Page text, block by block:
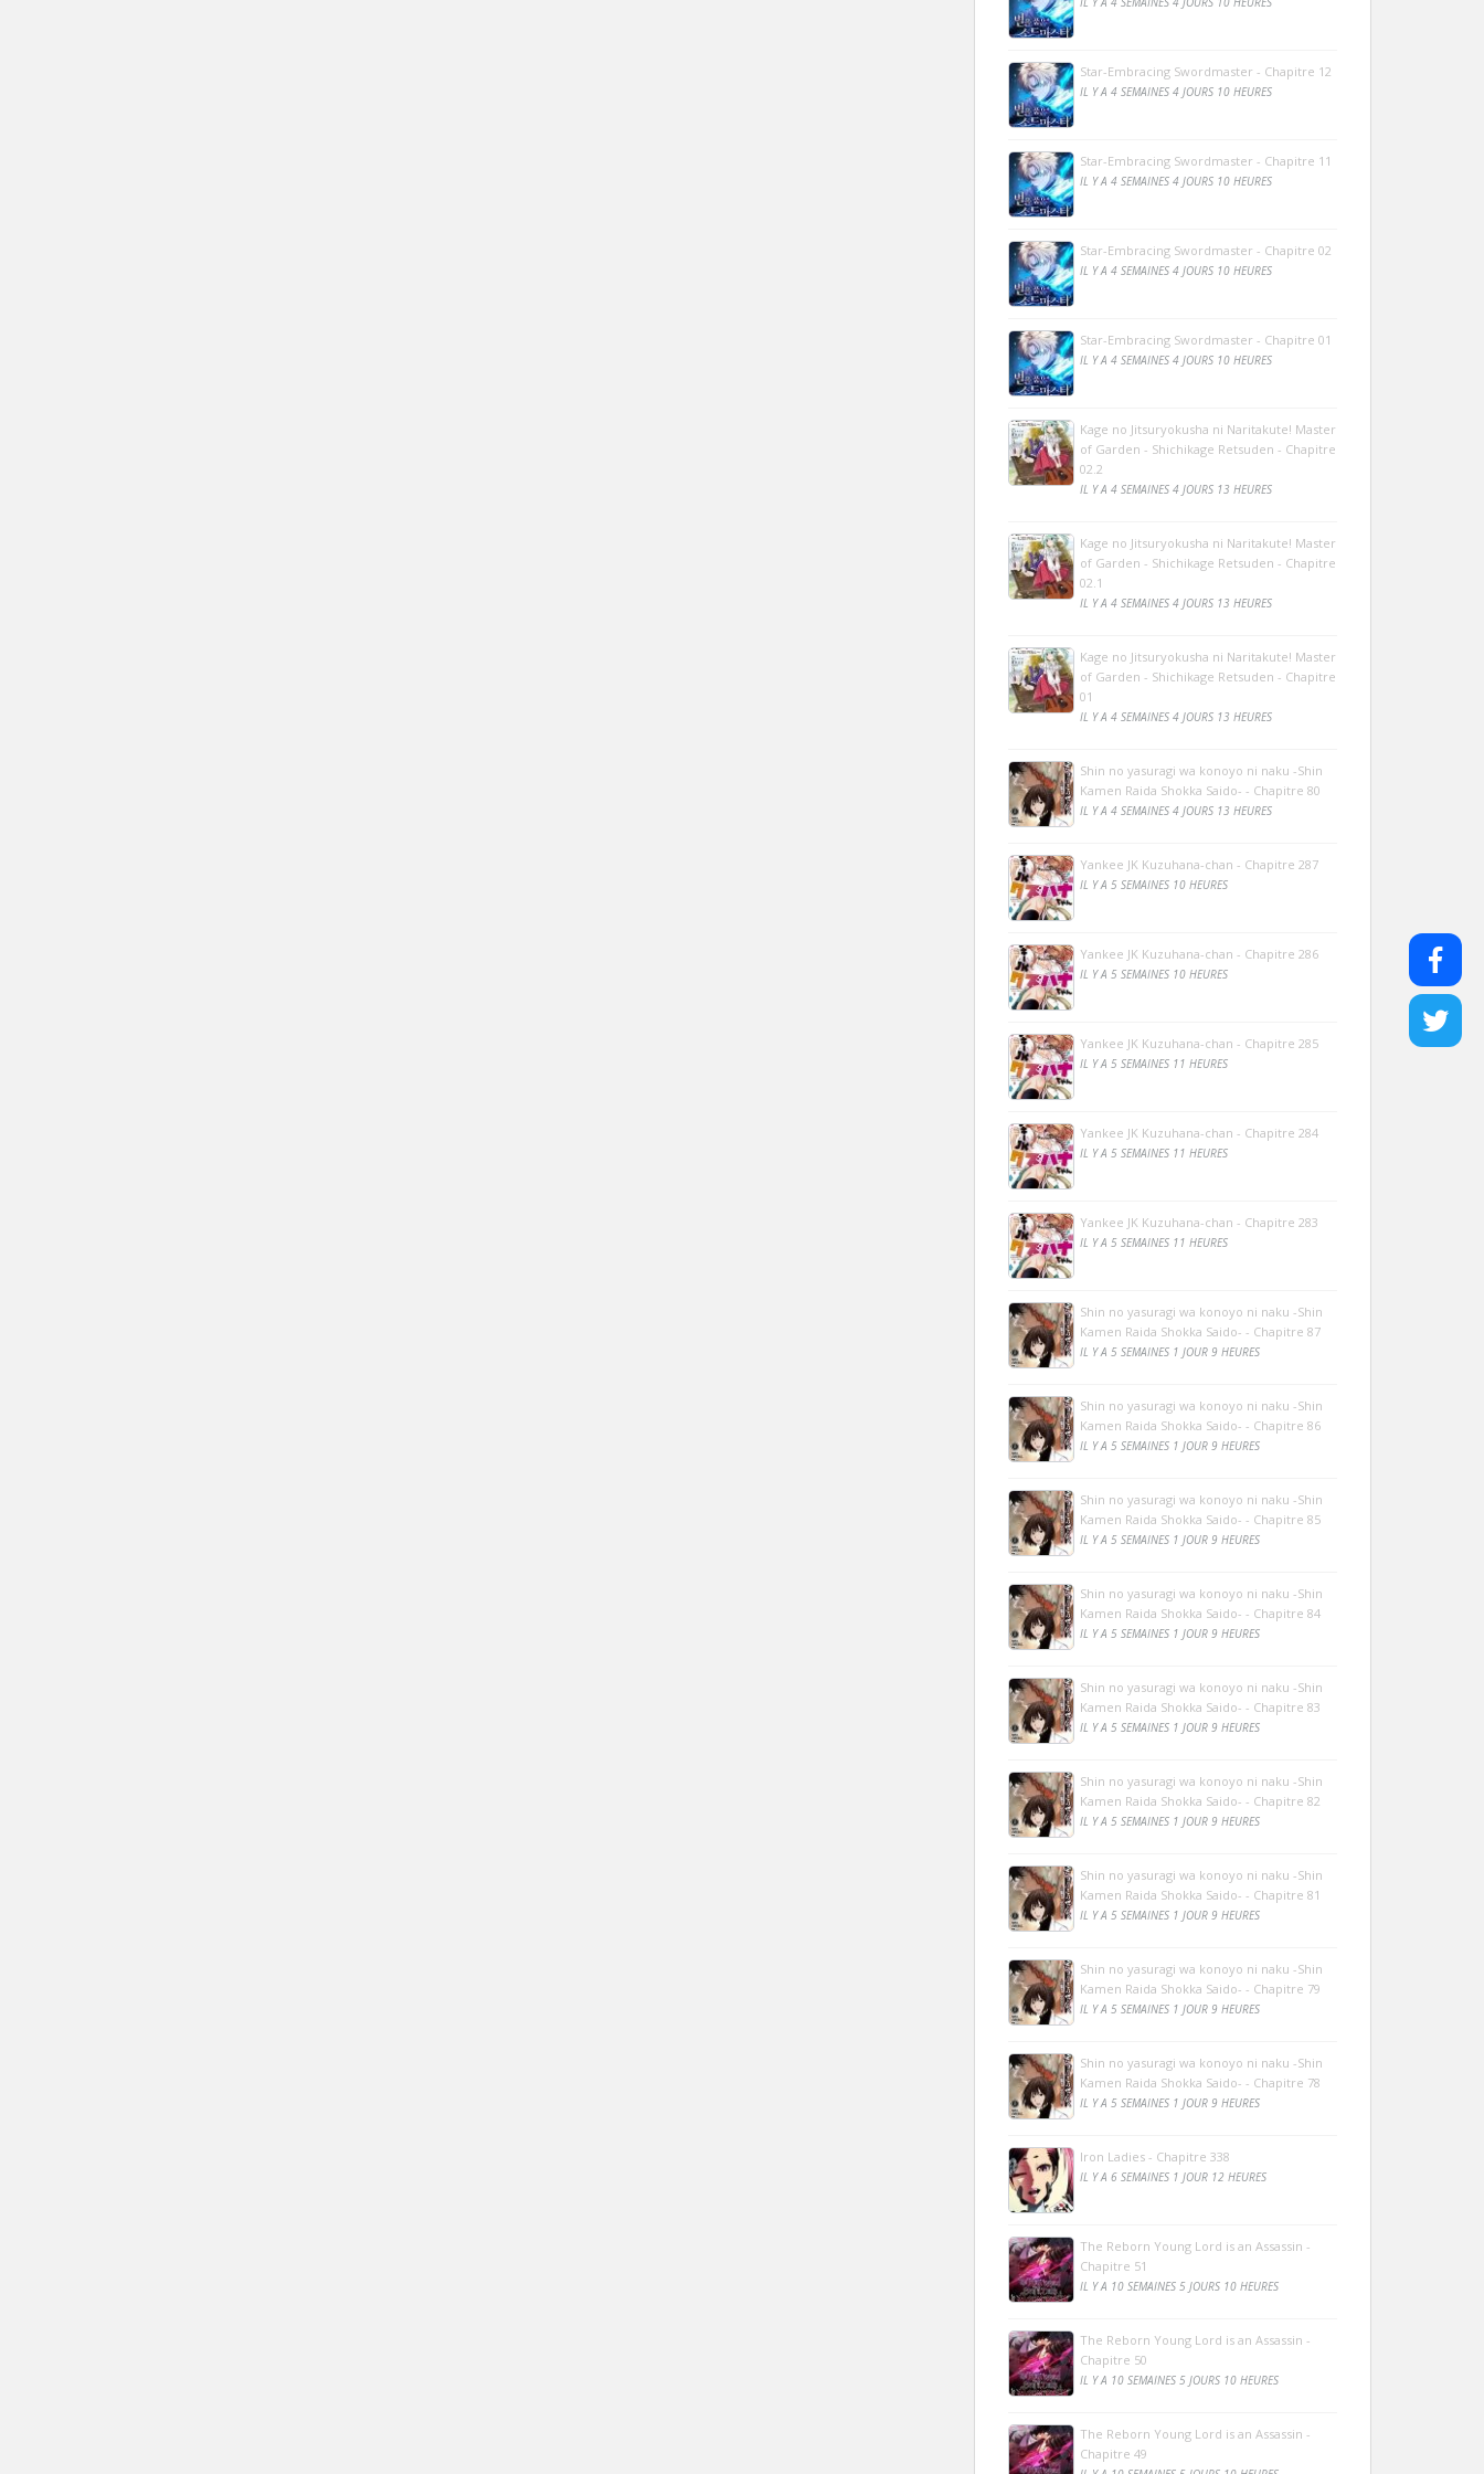
Star-Embracing Swordmaster - Chapitre 12
IL Y A 4 SEMAINES 4 JOURS 10 HEURES
Star-Embracing Swordmaster - Chapitre 11
IL Y A 4 SEMAINES 4 JOURS 10 HEURES
Star-Embracing Swordmaster - Chapitre 02
IL Y A 4 SEMAINES 4 JOURS 10 HEURES
Star-Embracing Swordmaster - Chapitre 01
IL Y A 4 SEMAINES 4 JOURS 10 HEURES
Kage no Jitsuryokusha ni Naritakute! Master
of Garden - Shichikage Retsuden - Chapitre
02.2
IL Y A 4 SEMAINES 4 JOURS 13 HEURES
Kage no Jitsuryokusha ni Naritakute! Master
of Garden - Shichikage Retsuden - Chapitre
02.1
IL Y A 4 SEMAINES 4 JOURS 13 HEURES
Kage no Jitsuryokusha ni Naritakute! Master
of Garden - Shichikage Retsuden - Chapitre
01
IL Y A 4 SEMAINES 4 JOURS 13 HEURES
Shin no yasuragi wa konoyo ni naku -Shin
Kamen Raida Shokka Saido- - Chapitre 80
IL Y A 4 SEMAINES 4 JOURS 13 HEURES
Yankee JK Kuzuhana-chan - Chapitre 287
IL Y A 5 SEMAINES 10 HEURES
Yankee JK Kuzuhana-chan - Chapitre 286
IL Y A 5 SEMAINES 10 HEURES
Yankee JK Kuzuhana-chan - Chapitre 285
IL Y A 5 SEMAINES 11 HEURES
Yankee JK Kuzuhana-chan - Chapitre 284
IL Y A 5 SEMAINES 11 HEURES
Yankee JK Kuzuhana-chan - Chapitre 283
IL Y A 5 SEMAINES 11 HEURES
Shin no yasuragi wa konoyo ni naku -Shin
Kamen Raida Shokka Saido- - Chapitre 87
IL Y A 5 SEMAINES 1 JOUR 9 HEURES
Shin no yasuragi wa konoyo ni naku -Shin
Kamen Raida Shokka Saido- - Chapitre 86
IL Y A 5 SEMAINES 1 JOUR 9 HEURES
Shin no yasuragi wa konoyo ni naku -Shin
Kamen Raida Shokka Saido- - Chapitre 85
IL Y A 5 SEMAINES 1 JOUR 9 HEURES
Shin no yasuragi wa konoyo ni naku -Shin
Kamen Raida Shokka Saido- - Chapitre 84
IL Y A 5 SEMAINES 1 JOUR 9 HEURES
Shin no yasuragi wa konoyo ni naku -Shin
Kamen Raida Shokka Saido- - Chapitre 83
IL Y A 5 SEMAINES 1 JOUR 9 HEURES
Shin no yasuragi wa konoyo ni naku -Shin
Kamen Raida Shokka Saido- - Chapitre 82
IL Y A 5 SEMAINES 1 JOUR 9 HEURES
Shin no yasuragi wa konoyo ni naku -Shin
Kamen Raida Shokka Saido- - Chapitre 81
IL Y A 5 SEMAINES 1 JOUR 9 HEURES
Shin no yasuragi wa konoyo ni naku -Shin
Kamen Raida Shokka Saido- - Chapitre 79
IL Y A 5 SEMAINES 1 JOUR 9 HEURES
Shin no yasuragi wa konoyo ni naku -Shin
Kamen Raida Shokka Saido- - Chapitre 78
IL Y A 5 SEMAINES 1 JOUR 9 HEURES
Iron Ladies - Chapitre 338
IL Y A 6 SEMAINES 1 JOUR 12 HEURES
The Reborn Young Lord is an Assassin -
Chapitre 51
IL Y A 10 SEMAINES 5 JOURS 10 HEURES
The Reborn Young Lord is an Assassin -
Chapitre 50
IL Y A 10 SEMAINES 5 JOURS 10 HEURES
The Reborn Young Lord is an Assassin -
Chapitre 49